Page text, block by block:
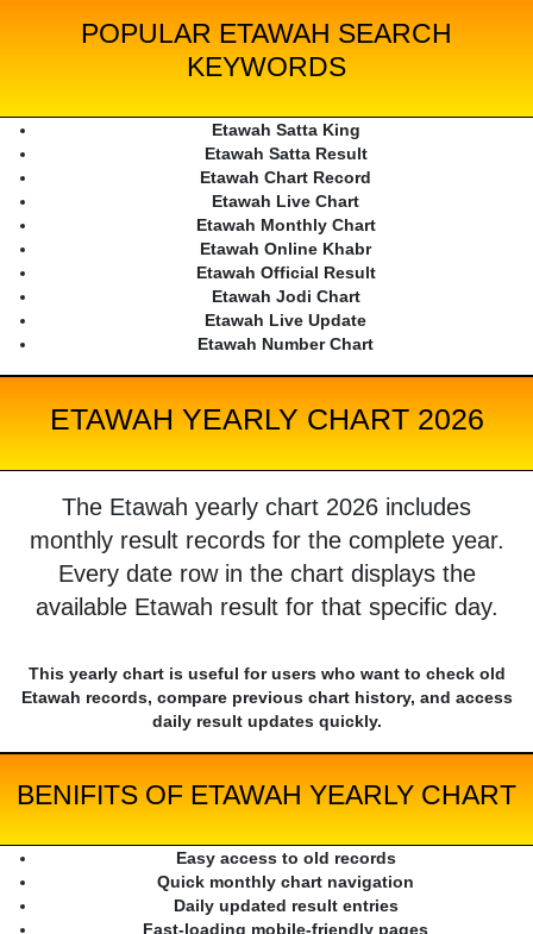
POPULAR ETAWAH SEARCH
KEYWORDS
Etawah Satta King
Etawah Satta Result
Etawah Chart Record
Etawah Live Chart
Etawah Monthly Chart
Etawah Online Khabr
Etawah Official Result
Etawah Jodi Chart
Etawah Live Update
Etawah Number Chart
ETAWAH YEARLY CHART 2026
The Etawah yearly chart 2026 includes
monthly result records for the complete year.
Every date row in the chart displays the
available Etawah result for that specific day.
This yearly chart is useful for users who want to check old
Etawah records, compare previous chart history, and access
daily result updates quickly.
BENIFITS OF ETAWAH YEARLY CHART
Easy access to old records
Quick monthly chart navigation
Daily updated result entries
Fast-loading mobile-friendly pages